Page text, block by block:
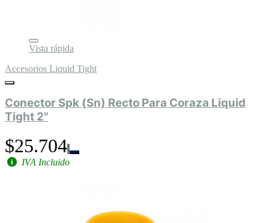
Vista rápida
Accesorios Liquid Tight
Conector Spk (Sn) Recto Para Coraza Liquid
Tight 2"
$25.704
IVA Incluido